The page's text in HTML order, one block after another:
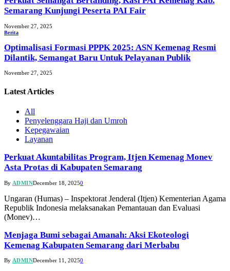
Semarang Kunjungi Peserta PAI Fair
November 27, 2025
Berita
Optimalisasi Formasi PPPK 2025: ASN Kemenag Resmi
Dilantik, Semangat Baru Untuk Pelayanan Publik
November 27, 2025
Latest Articles
All
Penyelenggara Haji dan Umroh
Kepegawaian
Layanan
Perkuat Akuntabilitas Program, Itjen Kemenag Monev
Asta Protas di Kabupaten Semarang
By ADMINDecember 18, 20250
Ungaran (Humas) – Inspektorat Jenderal (Itjen) Kementerian Agama
Republik Indonesia melaksanakan Pemantauan dan Evaluasi
(Monev)…
Menjaga Bumi sebagai Amanah: Aksi Ekoteologi
Kemenag Kabupaten Semarang dari Merbabu
By ADMINDecember 11, 20250